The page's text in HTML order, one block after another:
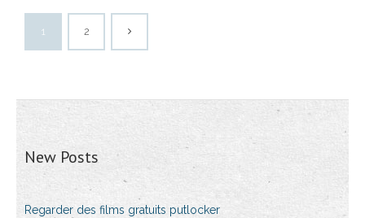
1 2
New Posts
Regarder des films gratuits putlocker